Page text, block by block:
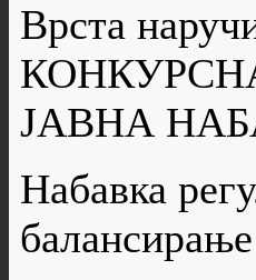
Врста
ЈАВНА
Набавка
балансирање